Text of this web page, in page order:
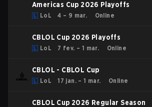
Americas Cup 2026 Playoffs
LoL 4 – 9 mar. Online
CBLOL Cup 2026 Playoffs
LoL 7 fev. – 1 mar. Online
CBLOL - CBLOL Cup
LoL 17 jan. – 1 mar. Online
CBLOL Cup 2026 Regular Season